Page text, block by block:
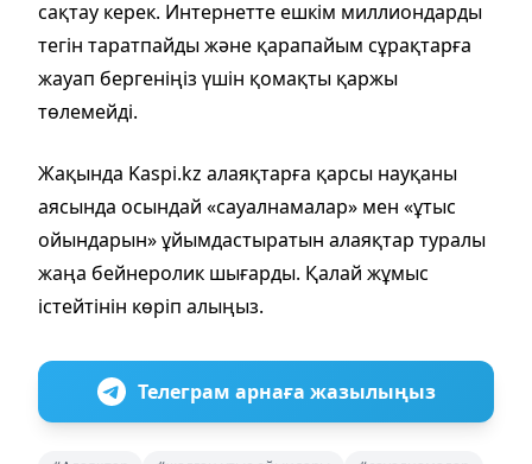
сақтау керек. Интернетте ешкім миллиондарды
тегін таратпайды және қарапайым сұрақтарға
жауап бергеніңіз үшін қомақты қаржы
төлемейді.
Жақында Kaspi.kz алаяқтарға қарсы науқаны
аясында осындай «сауалнамалар» мен «ұтыс
ойындарын» ұйымдастыратын алаяқтар туралы
жаңа бейнеролик шығарды. Қалай жұмыс
істейтінін көріп алыңыз.
Телеграм арнаға жазылыңыз